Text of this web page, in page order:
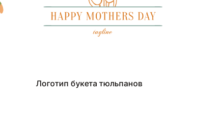
Логотип букета тюльпанов